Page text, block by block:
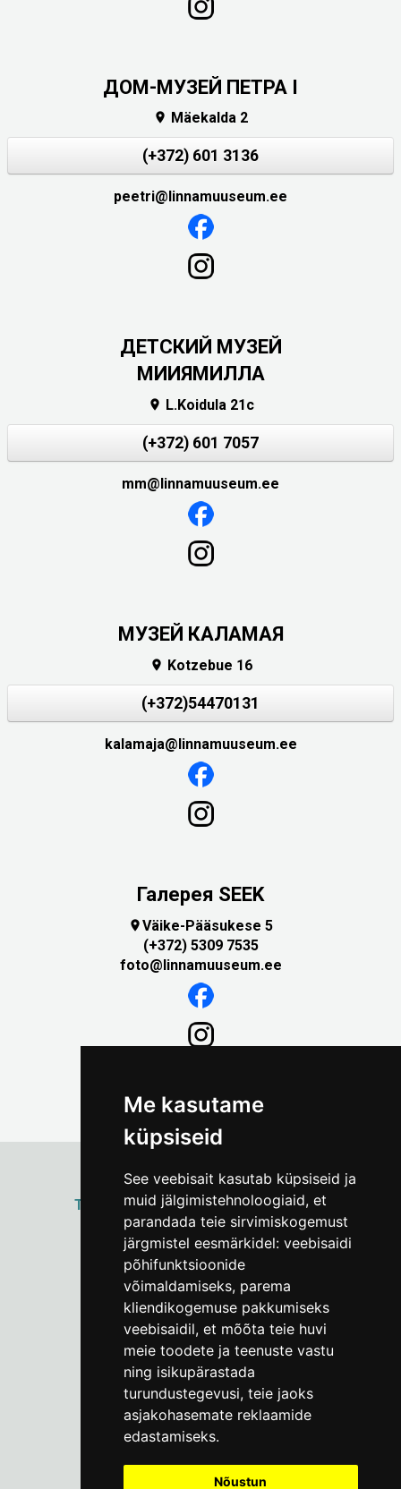
Me kasutame
küpsiseid
See veebisait kasutab küpsiseid ja
muid jälgimistehnoloogiaid, et
parandada teie sirvimiskogemust
järgmistel eesmärkidel: veebisaidi
põhifunktsioonide
võimaldamiseks, parema
kliendikogemuse pakkumiseks
veebisaidil, et mõõta teie huvi
meie toodete ja teenuste vastu
ning isikupärastada
turundustegevusi, teie jaoks
asjakohasemate reklaamide
edastamiseks.
Nõustun
ДОМ-МУЗЕЙ ПЕТРА I
 Mäekalda 2
(+372) 601 3136
peetri@linnamuuseum.ee
ДЕТСКИЙ МУЗЕЙ
МИИЯМИЛЛА
 L.Koidula 21c
(+372) 601 7057
mm@linnamuuseum.ee
МУЗЕЙ КАЛАМАЯ
 Kotzebue 16
(+372)54470131
kalamaja@linnamuuseum.ee
Галерея SEEK
Väike-Pääsukese 5
(+372) 5309 7535
foto@linnamuuseum.ee
ТАЛЛИННСКИЙГОРОДСКОЙ МУЗЕЙ
Vene 17
Пн–Пт 9–17:(+372) 610 4178
info@linnamuuseum.ee